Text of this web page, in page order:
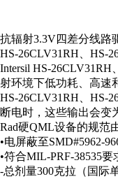
抗辐射3.3V四差分线路
HS-26CLV31RH、HS-
Intersil HS-
射环境下低功耗、高速
HS-26CLV31RH、HS-
断电时，这些输出会变
Rad硬QML设备的规范
•电屏蔽至SMD#5962-
•符合MIL-PRF-38535
-总剂量300克拉（国际